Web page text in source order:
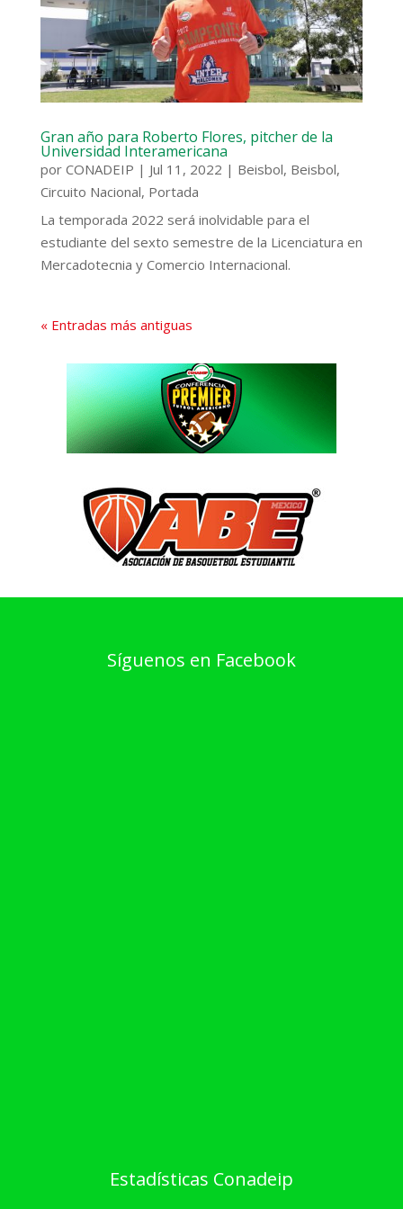
Gran año para Roberto Flores, pitcher de la
Universidad Interamericana
por CONADEIP | Jul 11, 2022 | Beisbol, Beisbol,
Circuito Nacional, Portada
La temporada 2022 será inolvidable para el
estudiante del sexto semestre de la Licenciatura en
Mercadotecnia y Comercio Internacional.
« Entradas más antiguas
Síguenos en Facebook
Estadísticas Conadeip